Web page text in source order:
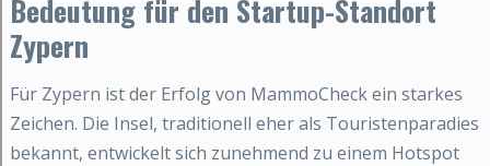
Bedeutung für den Startup-Standort
Zypern
Für Zypern ist der Erfolg von MammoCheck ein starkes
Zeichen. Die Insel, traditionell eher als Touristenparadies
bekannt, entwickelt sich zunehmend zu einem Hotspot